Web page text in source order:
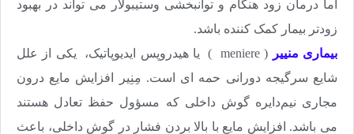
اما درمان زود هنگام و توانبخشی وستیبولار می تواند در بهبود
زودتر بیمار کمک کننده باشد.
بیماری منییر
(
meniere) یا هیدروپس ایدیوپاتیک، یکی از علل
شایع سرگیجه دورانی حمه ای است. مِنِیر افزایش‌ مایع‌ درون‌
مجاری‌ نیم‌دایره‌ گوش‌ داخلی‌ که‌ مسؤول‌ حفظ‌ تعادل‌ هستند
می باشد. افزایش‌ مایع‌ با بالا بردن‌ فشار در گوش‌ داخلی‌، باعث‌